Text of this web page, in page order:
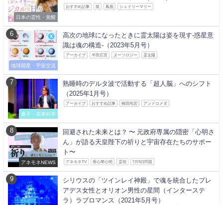
日本の霊性・覚醒
おすすめ記事 龍 鳳凰 シェイリーマリー
地球開星・宇宙交流
高次の地球になったときに霊太陽は姿を現す-惑星意
識は魂の構造-（2023年5月号）
アーカイブ 半田広宣 ヌーソロジー 霊太陽
量子・未来科学
熟睡時のデルタ波で活動する「超人脳」へのシフト
（2025年1月号）
アーカイブ おすすめ記事 梅田尚宏 アンドロメダ
アネモネNEWS
回避された未来とは？ 〜 元政府専属の隠密「心明さ
ん」が語る天皇陛下の祈りと宇宙存在たちのサポー
ト〜
アネモネTV 香心華心明 霊視 7月5日問題
シリウスの「ツインレイ神殿」で魂を統合したプレ
アデス女性とオリオン男性の星間（インターステ
ラ）ラブロマンス（2021年5月号）